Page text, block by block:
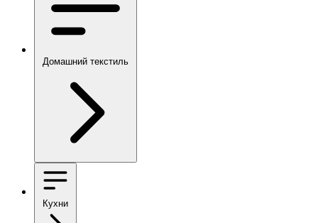
Домашний текстиль
Кухни